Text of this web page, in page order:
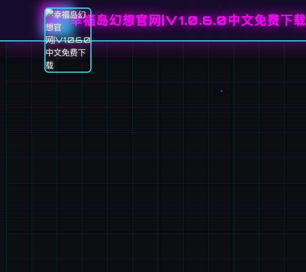
幸福岛幻想官网|V1.0.6.0中文免费下载